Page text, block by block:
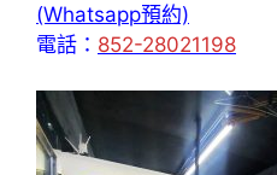
(Whatsapp預約)
電話： 852-28021198